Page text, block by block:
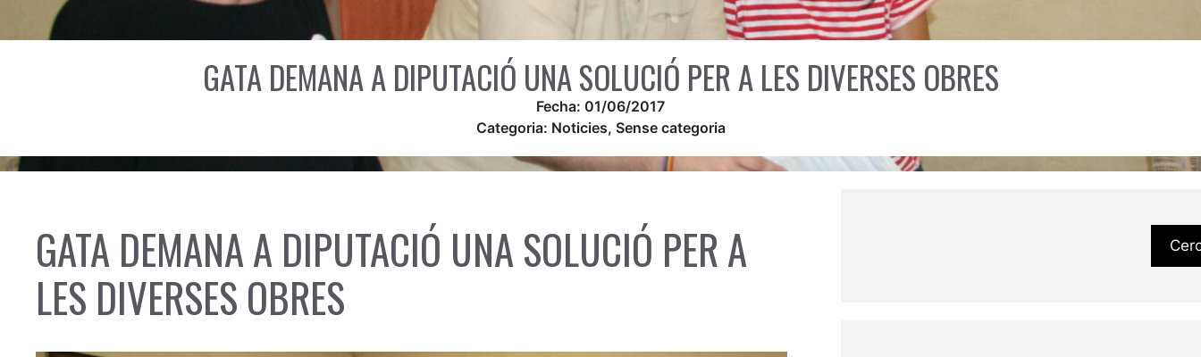
GATA DEMANA A DIPUTACIÓ UNA SOLUCIÓ PER A LES DIVERSES OBRES
Fecha: 01/06/2017
Categoria: Noticies, Sense categoria
GATA DEMANA A DIPUTACIÓ UNA SOLUCIÓ PER A
LES DIVERSES OBRES